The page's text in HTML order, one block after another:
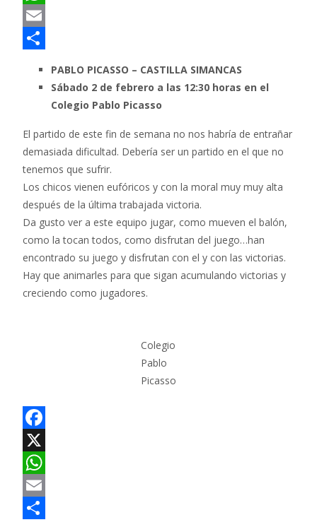
c
e
k
W
h
A
p
p
E
lp
a
r
i
r
PABLO PICASSO – CASTILLA SIMANCAS
Sábado 2 de febrero a las 12:30 horas en el
Colegio Pablo Picasso
El partido de este fin de semana no nos habría de entrañar
demasiada dificultad. Debería ser un partido en el que no
tenemos que sufrir.
Los chicos vienen eufóricos y con la moral muy muy alta
después de la última trabajada victoria.
Da gusto ver a este equipo jugar, como mueven el balón,
como la tocan todos, como disfrutan del juego…han
encontrado su juego y disfrutan con el y con las victorias.
Hay que animarles para que sigan acumulando victorias y
creciendo como jugadores.
Colegio
Pablo
Picasso
F
a
c
e
X
W
hE